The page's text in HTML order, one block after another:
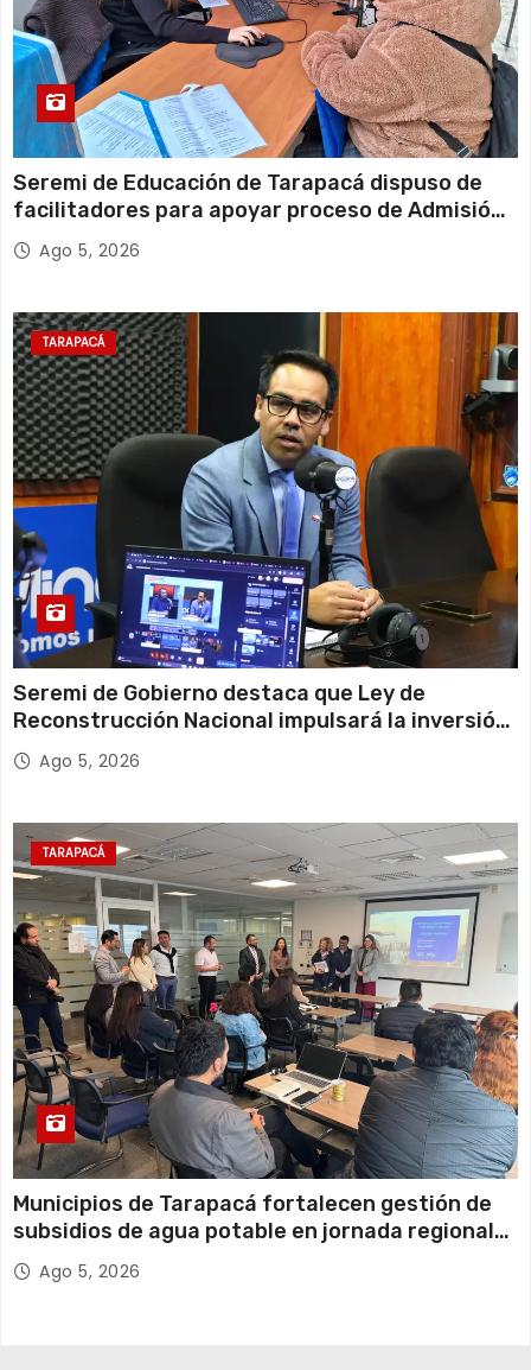
Seremi de Educación de Tarapacá dispuso de
facilitadores para apoyar proceso de Admisión
Escolar 2027
Ago 5, 2026
TARAPACÁ
Seremi de Gobierno destaca que Ley de
Reconstrucción Nacional impulsará la inversión
y el empleo en Tarapacá
Ago 5, 2026
TARAPACÁ
Municipios de Tarapacá fortalecen gestión de
subsidios de agua potable en jornada regional
organizada por Aguas del Altiplano y ANDESS
Ago 5, 2026